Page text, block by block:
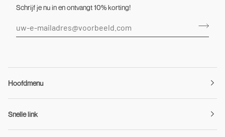
Schrijf je nu in en ontvangt 10% korting!
Hoofdmenu
Snelle link